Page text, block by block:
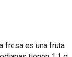
fresa es una fruta